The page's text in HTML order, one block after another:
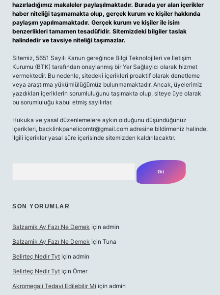
hazırladığımız makaleler paylaşılmaktadır. Burada yer alan içerikler
haber niteliği taşımamakta olup, gerçek kurum ve kişiler hakkında
paylaşım yapılmamaktadır. Gerçek kurum ve kişiler ile isim
benzerlikleri tamamen tesadüfidir. Sitemizdeki bilgiler taslak
halindedir ve tavsiye niteliği taşımazlar.
Sitemiz, 5651 Sayılı Kanun gereğince Bilgi Teknolojileri ve İletişim
Kurumu (BTK) tarafından onaylanmış bir Yer Sağlayıcı olarak hizmet
vermektedir. Bu nedenle, sitedeki içerikleri proaktif olarak denetleme
veya araştırma yükümlülüğümüz bulunmamaktadır. Ancak, üyelerimiz
yazdıkları içeriklerin sorumluluğunu taşımakta olup, siteye üye olarak
bu sorumluluğu kabul etmiş sayılırlar.
Hukuka ve yasal düzenlemelere aykırı olduğunu düşündüğünüz
içerikleri, backlinkpanelicomtr@gmail.com adresine bildirmeniz halinde,
ilgili içerikler yasal süre içerisinde sitemizden kaldırılacaktır.
SON YORUMLAR
Balzamik Ay Fazı Ne Demek için admin
Balzamik Ay Fazı Ne Demek için Tuna
Belirteç Nedir Tyt için admin
Belirteç Nedir Tyt için Ömer
Akromegali Tedavi Edilebilir Mi için admin